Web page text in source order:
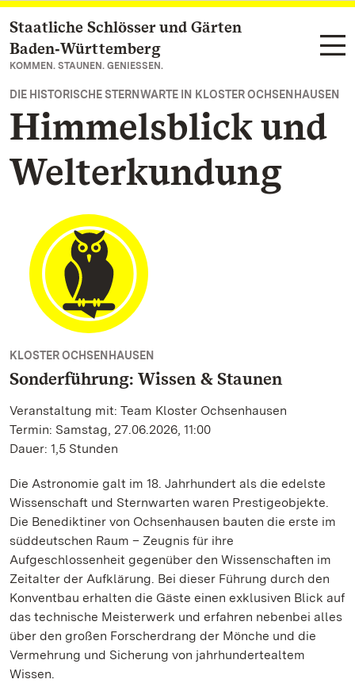
Zum Hauptinhalt springen
Staatliche Schlösser und Gärten
Baden‑Württemberg
KOMMEN. STAUNEN. GENIESSEN.
DIE HISTORISCHE STERNWARTE IN KLOSTER OCHSENHAUSEN
Himmelsblick und
Welterkundung
KLOSTER OCHSENHAUSEN
Sonderführung: Wissen & Staunen
Veranstaltung mit: Team Kloster Ochsenhausen
Termin: Samstag, 27.06.2026, 11:00
Dauer: 1,5 Stunden
Die Astronomie galt im 18. Jahrhundert als die edelste
Wissenschaft und Sternwarten waren Prestigeobjekte.
Die Benediktiner von Ochsenhausen bauten die erste im
süddeutschen Raum – Zeugnis für ihre
Aufgeschlossenheit gegenüber den Wissenschaften im
Zeitalter der Aufklärung. Bei dieser Führung durch den
Konventbau erhalten die Gäste einen exklusiven Blick auf
das technische Meisterwerk und erfahren nebenbei alles
über den großen Forscherdrang der Mönche und die
Vermehrung und Sicherung von jahrhundertealtem
Wissen.